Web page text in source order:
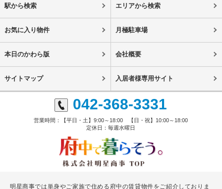
駅から検索 エリアから検索
お気に入り物件 月極駐車場
本日のかわら版 会社概要
サイトマップ 入居者様専用サイト
042-368-3331
営業時間：【平日・土】9:00～18:00 【日・祝】10:00～18:00
定休日：毎週水曜日
明星商事では単身やご家族で住める府中の賃貸物件をご紹介しておりま